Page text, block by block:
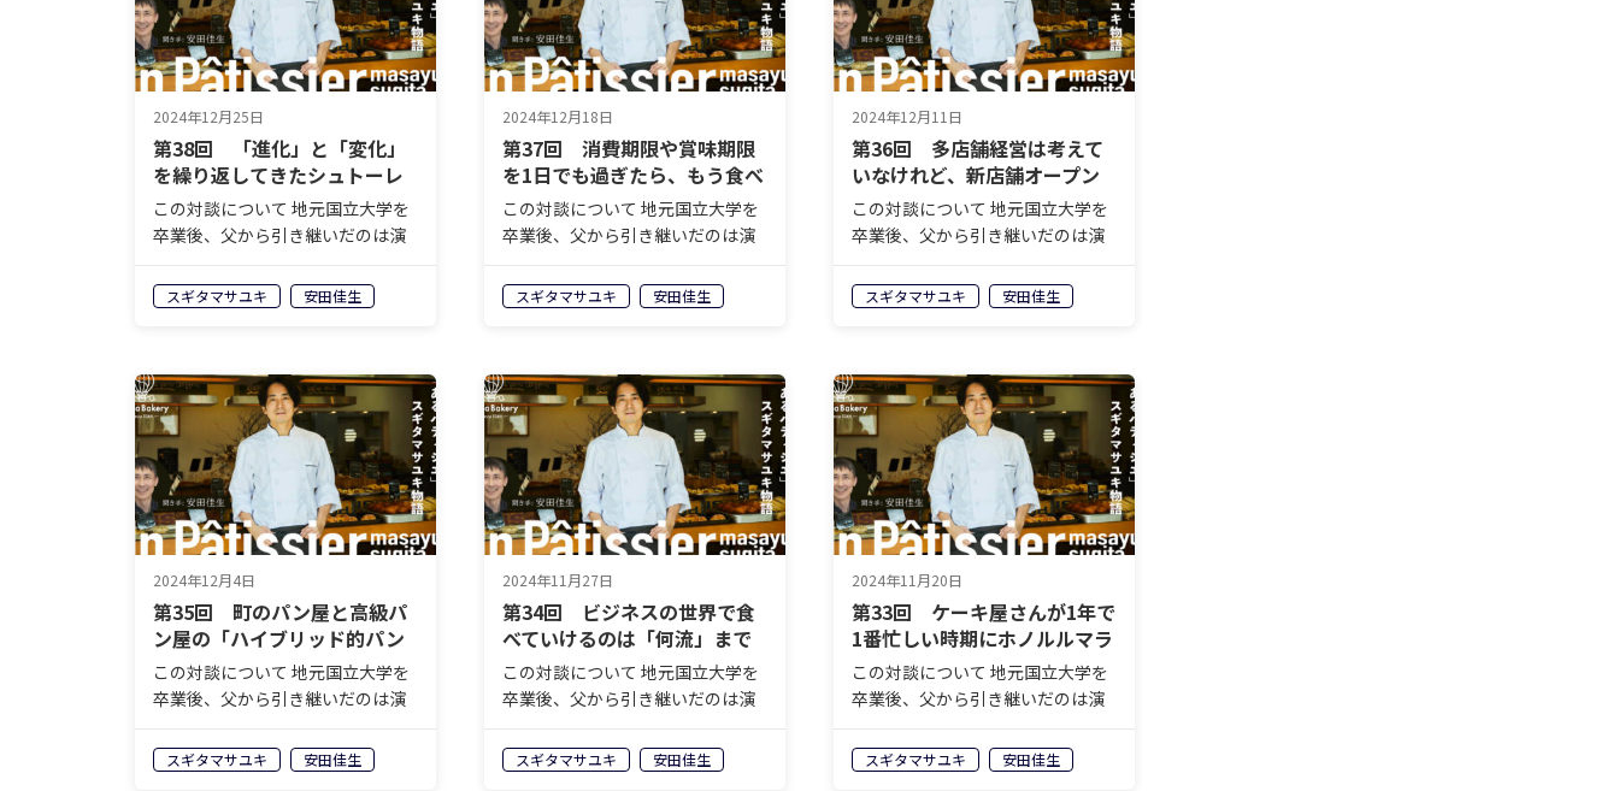
2024年12月25日
第38回 「進化」と「変化」
を繰り返してきたシュトーレ
ン
この対談について 地元国立大学を
卒業後、父から引き継いだのは演
キ屋。そんなお店をいったいどの
ようにしてメディア取材の殺到す
取締役兼オ…
スギタマサユキ 安田佳生
2024年12月18日
第37回 消費期限や賞味期限
を1日でも過ぎたら、もう食べ
ちゃダメ？
この対談について 地元国立大学を
卒業後、父から引き継いだのは演
キ屋。そんなお店をいったいどの
ようにしてメディア取材の殺到す
取締役兼オ…
スギタマサユキ 安田佳生
2024年12月11日
第36回 多店舗経営は考えて
いなけれど、新店舗オープン
は考えている？
この対談について 地元国立大学を
卒業後、父から引き継いだのは演
キ屋。そんなお店をいったいどの
ようにしてメディア取材の殺到す
取締役兼オ…
スギタマサユキ 安田佳生
2024年12月4日
第35回 町のパン屋と高級パ
ン屋の「ハイブリッド的パン
屋さん」
この対談について 地元国立大学を
卒業後、父から引き継いだのは演
キ屋。そんなお店をいったいどの
ようにしてメディア取材の殺到す
スギタマサユキ 安田佳生
2024年11月27日
第34回 ビジネスの世界で食
べていけるのは「何流」まで
の人？
この対談について 地元国立大学を
卒業後、父から引き継いだのは演
キ屋。そんなお店をいったいどの
ようにしてメディア取材の殺到す
スギタマサユキ 安田佳生
2024年11月20日
第33回 ケーキ屋さんが1年で
1番忙しい時期にホノルルマラ
ソンを走る理由
この対談について 地元国立大学を
卒業後、父から引き継いだのは演
キ屋。そんなお店をいったいどの
ようにしてメディア取材の殺到す
スギタマサユキ 安田佳生